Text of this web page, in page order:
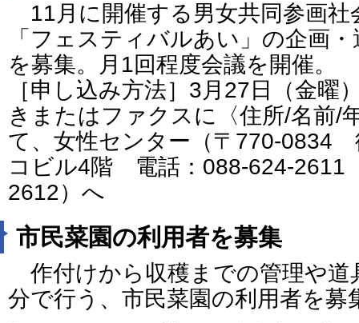
11月に開催する男女共同参画社
「フェスティバルあい」の企画
を募集。月1回程度会議を開催。
［申し込み方法］3月27日（金曜
きまたはファクスに〈住所/名前/
て、女性センター（〒770-
コビル4階 電話：088-624-2611
2612）へ
市民菜園の利用者を募集
作付けから収穫までの管理や道
分で行う、市民菜園の利用者を募